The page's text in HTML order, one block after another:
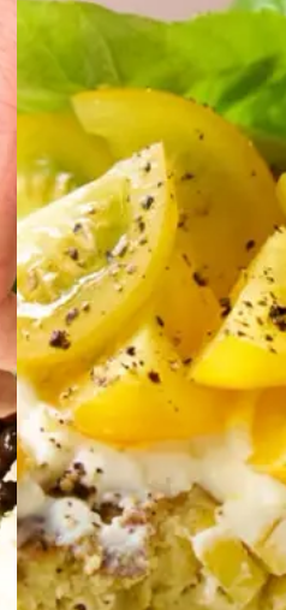
RugtærteRugtærte
medmed majs,majs,
siriussirius
ærter,ærter,
basilikumbasilikum
ogog ricotta ricotta
Gem opskrift
Aftensmad
Vegetarisk
Sommermad